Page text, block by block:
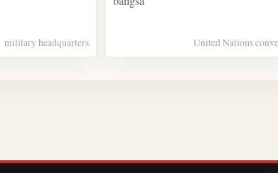
military headquarters United Nations